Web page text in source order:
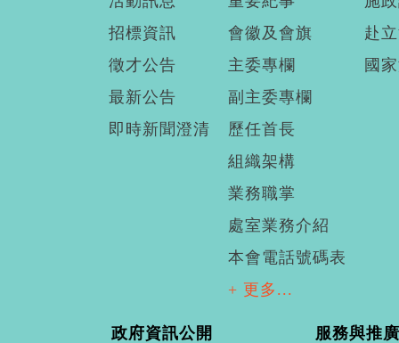
招標資訊
徵才公告
最新公告
即時新聞澄清
會徽及會旗
主委專欄
副主委專欄
歷任首長
組織架構
業務職掌
處室業務介紹
本會電話號碼表
+ 更多...
赴
國
政府資訊公開 服務與推廣